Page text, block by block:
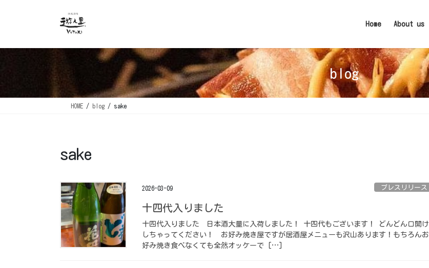
Home About us
blog
HOME blog sake
sake
2026-03-09 プレスリリース
十四代入りました ⁡
十四代入りました ⁡ 日本酒大量に入荷しました！ 十四代もございます！ どんどん口開け
しちゃってください！ ⁡ ️お好み焼き屋ですが居酒屋メニューも沢山あります！もちろんお
好み焼き食べなくても全然オッケーで […]